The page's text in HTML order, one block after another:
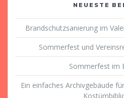
NEUESTE
Brandschutzsanierung im
Sommerfest und
Sommerfest im
Ein einfaches Archivgebäude